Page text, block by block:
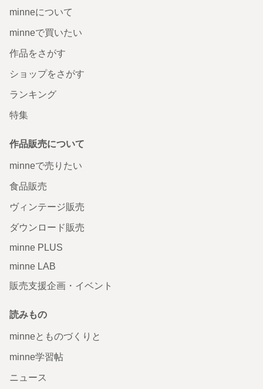
minneについて
minneで買いたい
作品をさがす
ショップをさがす
ランキング
特集
作品販売について
minneで売りたい
食品販売
ヴィンテージ販売
ダウンロード販売
minne PLUS
minne LAB
販売支援企画・イベント
読みもの
minneとものづくりと
minne学習帖
ニュース